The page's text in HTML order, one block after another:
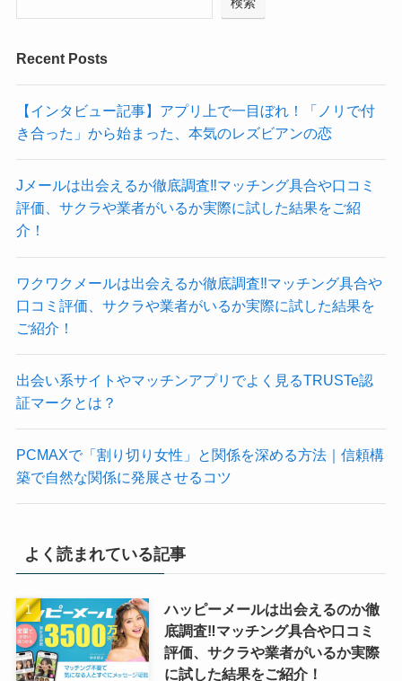
Recent Posts
【インタビュー記事】アプリ上で一目ぼれ！「ノリで付
き合った」から始まった、本気のレズビアンの恋
Jメールは出会えるか徹底調査‼マッチング具合や口コミ
評価、サクラや業者がいるか実際に試した結果をご紹
介！
ワクワクメールは出会えるか徹底調査‼マッチング具合や
口コミ評価、サクラや業者がいるか実際に試した結果を
ご紹介！
出会い系サイトやマッチンアプリでよく見るTRUSTe認
証マークとは？
PCMAXで「割り切り女性」と関係を深める方法｜信頼構
築で自然な関係に発展させるコツ
よく読まれている記事
ハッピーメールは出会えるのか徹
底調査‼マッチング具合や口コミ
評価、サクラや業者がいるか実際
に試した結果をご紹介！